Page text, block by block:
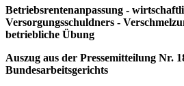
Betriebsrentenanpassung -
Versorgungsschuldners -
betriebliche Übung
Auszug aus der Pressemitteilung Nr.
Bundesarbeitsgerichts